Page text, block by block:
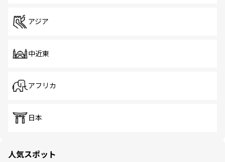
アジア
中近東
アフリカ
日本
人気スポット